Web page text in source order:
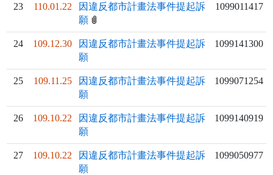
23 110.01.22
因違反都市計畫法事件提起訴
願
1099011417
24 109.12.30
因違反都市計畫法事件提起訴
願
1099141300
25 109.11.25
因違反都市計畫法事件提起訴
願
1099071254
26 109.10.22
因違反都市計畫法事件提起訴
願
1099140919
27 109.10.22
因違反都市計畫法事件提起訴
願
1099050977